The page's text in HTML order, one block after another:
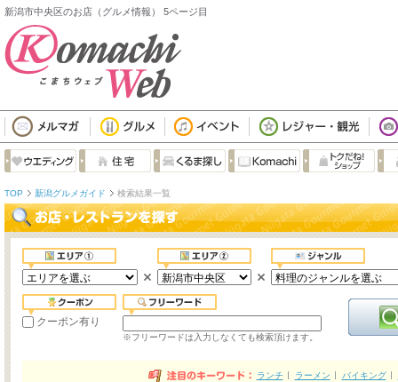
新潟市中央区のお店（グルメ情報） 5ページ目
TOP 新潟グルメガイド 検索結果一覧
クーポン有り
※フリーワードは入力しなくても検索頂けます。
ランチ ラーメン バイキング